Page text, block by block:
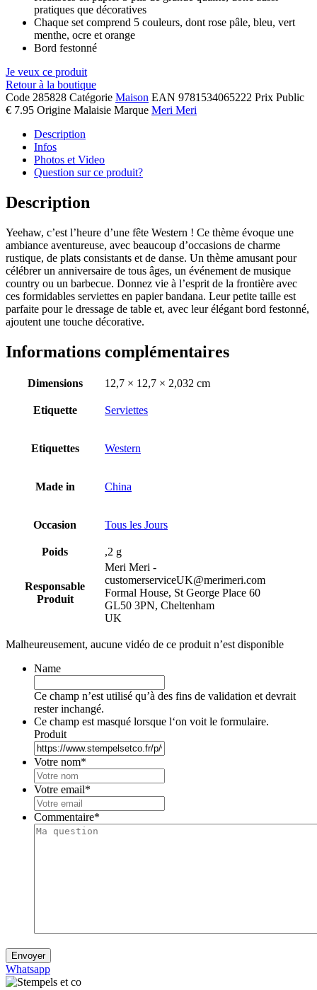
pratiques que décoratives
Chaque set comprend 5 couleurs, dont rose pâle, bleu, vert
menthe, ocre et orange
Bord festonné
Je veux ce produit
Retour à la boutique
Code 285828 Catégorie Maison EAN 9781534065222 Prix Public
€ 7.95 Origine Malaisie Marque Meri Meri
Description
Infos
Photos et Video
Question sur ce produit?
Description
Yeehaw, c’est l’heure d’une fête Western ! Ce thème évoque une
ambiance aventureuse, avec beaucoup d’occasions de charme
rustique, de plats consistants et de danse. Un thème amusant pour
célébrer un anniversaire de tous âges, un événement de musique
country ou un barbecue. Donnez vie à l’esprit de la frontière avec
ces formidables serviettes en papier bandana. Leur petite taille est
parfaite pour le dressage de table et, avec leur élégant bord festonné,
ajoutent une touche décorative.
Informations complémentaires
Dimensions 12,7 × 12,7 × 2,032 cm
Etiquette Serviettes
Etiquettes Western
Made in China
Occasion Tous les Jours
Poids ,2 g
Responsable
Produit
Meri Meri -
customerserviceUK@merimeri.com
Formal House, St George Place 60
GL50 3PN, Cheltenham
UK
Malheureusement, aucune vidéo de ce produit n’est disponible
Name
Ce champ n’est utilisé qu’à des fins de validation et devrait
rester inchangé.
Ce champ est masqué lorsque l‘on voit le formulaire.
Produit
Votre nom*
Votre email*
Commentaire*
Envoyer
Whatsapp